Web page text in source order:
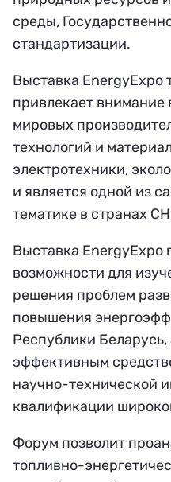
среды,
стандартизации.
Выставка EnergyExpo
привлекает внимание
мировых
технологий и
электротехники,
и является одной из
тематике в странах
Выставка EnergyExpo
возможности для
решения проблем
повышения
Республики Беларусь,
эффективным
научно-технической
квалификации
Форум позволит
топливно-